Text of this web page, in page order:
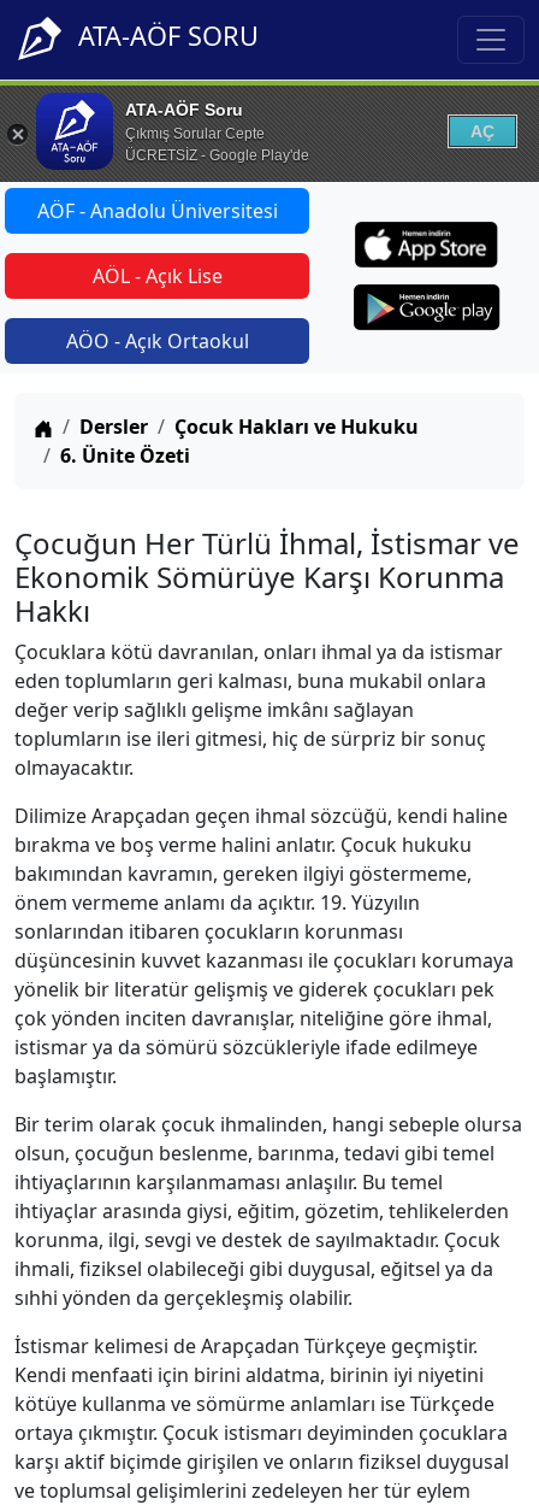
ATA-AÖF SORU
ATA-AÖF Soru
Çıkmış Sorular Cepte
ÜCRETSİZ - Google Play'de
AÇ
AÖF - Anadolu Üniversitesi
AÖL - Açık Lise
AÖO - Açık Ortaokul
Anasayfa
Dersler
Çocuk Hakları ve Hukuku
6. Ünite Özeti
Çocuğun Her Türlü İhmal, İstismar ve
Ekonomik Sömürüye Karşı Korunma
Hakkı
Çocuklara kötü davranılan, onları ihmal ya da istismar
eden toplumların geri kalması, buna mukabil onlara
değer verip sağlıklı gelişme imkânı sağlayan
toplumların ise ileri gitmesi, hiç de sürpriz bir sonuç
olmayacaktır.
Dilimize Arapçadan geçen ihmal sözcüğü, kendi haline
bırakma ve boş verme halini anlatır. Çocuk hukuku
bakımından kavramın, gereken ilgiyi göstermeme,
önem vermeme anlamı da açıktır. 19. Yüzyılın
sonlarından itibaren çocukların korunması
düşüncesinin kuvvet kazanması ile çocukları korumaya
yönelik bir literatür gelişmiş ve giderek çocukları pek
çok yönden inciten davranışlar, niteliğine göre ihmal,
istismar ya da sömürü sözcükleriyle ifade edilmeye
başlamıştır.
Bir terim olarak çocuk ihmalinden, hangi sebeple olursa
olsun, çocuğun beslenme, barınma, tedavi gibi temel
ihtiyaçlarının karşılanmaması anlaşılır. Bu temel
ihtiyaçlar arasında giysi, eğitim, gözetim, tehlikelerden
korunma, ilgi, sevgi ve destek de sayılmaktadır. Çocuk
ihmali, fiziksel olabileceği gibi duygusal, eğitsel ya da
sıhhi yönden da gerçekleşmiş olabilir.
İstismar kelimesi de Arapçadan Türkçeye geçmiştir.
Kendi menfaati için birini aldatma, birinin iyi niyetini
kötüye kullanma ve sömürme anlamları ise Türkçede
ortaya çıkmıştır. Çocuk istismarı deyiminden çocuklara
karşı aktif biçimde girişilen ve onların fiziksel duygusal
ve toplumsal gelişimlerini zedeleyen her tür eylem